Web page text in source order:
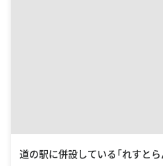
道の駅に併設している「れすとら